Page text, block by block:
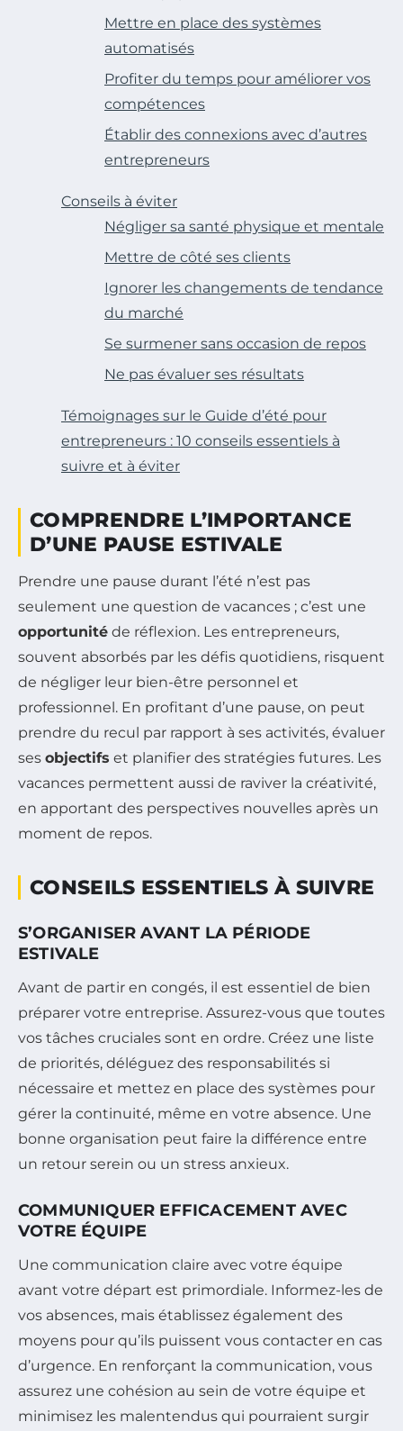
Mettre en place des systèmes
automatisés
Profiter du temps pour améliorer vos
compétences
Établir des connexions avec d’autres
entrepreneurs
Conseils à éviter
Négliger sa santé physique et mentale
Mettre de côté ses clients
Ignorer les changements de tendance
du marché
Se surmener sans occasion de repos
Ne pas évaluer ses résultats
Témoignages sur le Guide d’été pour
entrepreneurs : 10 conseils essentiels à
suivre et à éviter
COMPRENDRE L’IMPORTANCE
D’UNE PAUSE ESTIVALE
Prendre une pause durant l’été n’est pas
seulement une question de vacances ; c’est une
opportunité de réflexion. Les entrepreneurs,
souvent absorbés par les défis quotidiens, risquent
de négliger leur bien-être personnel et
professionnel. En profitant d’une pause, on peut
prendre du recul par rapport à ses activités, évaluer
ses objectifs et planifier des stratégies futures. Les
vacances permettent aussi de raviver la créativité,
en apportant des perspectives nouvelles après un
moment de repos.
CONSEILS ESSENTIELS À SUIVRE
S’ORGANISER AVANT LA PÉRIODE
ESTIVALE
Avant de partir en congés, il est essentiel de bien
préparer votre entreprise. Assurez-vous que toutes
vos tâches cruciales sont en ordre. Créez une liste
de priorités, déléguez des responsabilités si
nécessaire et mettez en place des systèmes pour
gérer la continuité, même en votre absence. Une
bonne organisation peut faire la différence entre
un retour serein ou un stress anxieux.
COMMUNIQUER EFFICACEMENT AVEC
VOTRE ÉQUIPE
Une communication claire avec votre équipe
avant votre départ est primordiale. Informez-les de
vos absences, mais établissez également des
moyens pour qu’ils puissent vous contacter en cas
d’urgence. En renforçant la communication, vous
assurez une cohésion au sein de votre équipe et
minimisez les malentendus qui pourraient surgir